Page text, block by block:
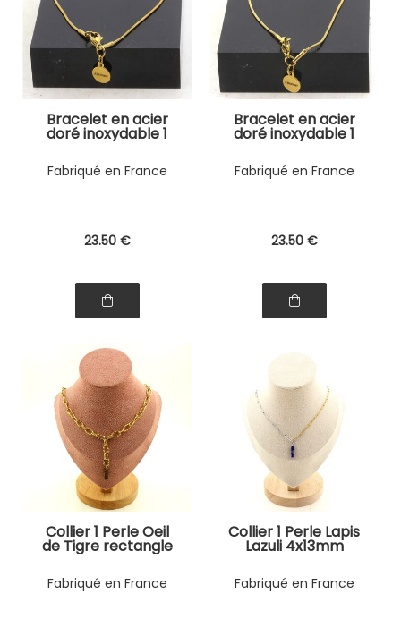
Bracelet en acier
doré inoxydable 1
Perle Malachite
carré 10 mm.
Fabriqué en France
23.50 €
Bracelet en acier
doré inoxydable 1
Perle Malachite
ovale allongé 8x11
mm.
Fabriqué en France
23.50 €
Collier 1 Perle Oeil
de Tigre rectangle
13 mm chaine
(7x11mm) en acier
doré inoxydable.
Fabriqué en France
Collier 1 Perle Lapis
Lazuli 4x13mm
chaine 2 tons
(2,5x6,5 &
Fabriqué en France